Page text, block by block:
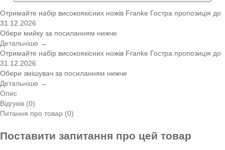
Отримайте набір високоякісних ножів Franke Гостра пропозиція до
31.12.2026
Обери мийку за посиланням нижче
Детальніше →
Отримайте набір високоякісних ножів Franke Гостра пропозиція до
31.12.2026
Обери змішувач за посиланням нижче
Детальніше →
Опис
Відгуків (0)
Питання про товар (0)
Поставити запитання про цей товар